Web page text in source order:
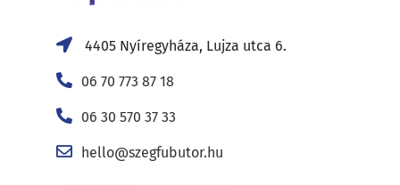
4405 Nyíregyháza, Lujza utca 6.
06 70 773 87 18
06 30 570 37 33
hello@szegfubutor.hu